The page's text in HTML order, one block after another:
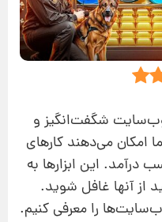
شگفت‌انگیز و
امکان می‌دهند کارهای
درآمد. این ابزارها به
از آنها غافل شوید.
را معرفی کنیم.